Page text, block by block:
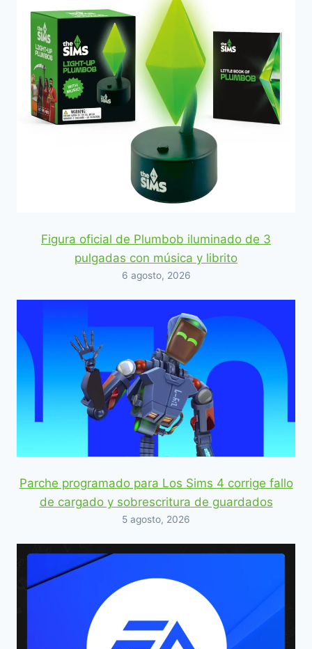
Figura oficial de Plumbob iluminado de 3
pulgadas con música y librito
6 agosto, 2026
Parche programado para Los Sims 4 corrige fallo
de cargado y sobrescritura de guardados
5 agosto, 2026